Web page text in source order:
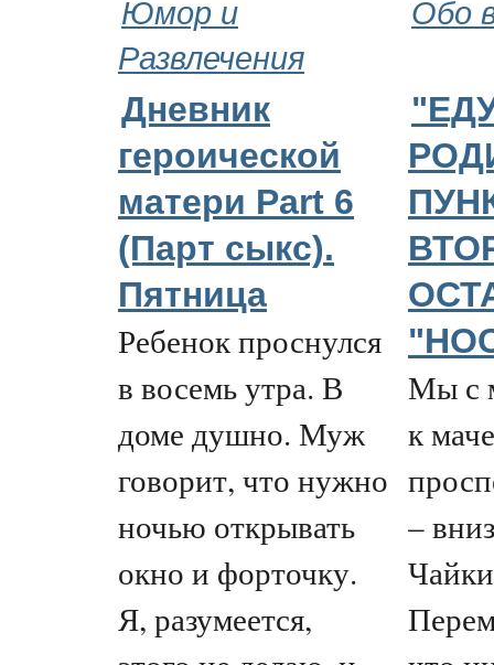
Юмор и
Развлечения
Обо
Дневник
героической
матери Part 6
(Парт cыкс).
Пятница
Ребенок проснулся
в восемь утра. В
доме душно. Муж
говорит, что нужно
ночью открывать
окно и форточку.
Я, разумеется,
Мы с
к
–